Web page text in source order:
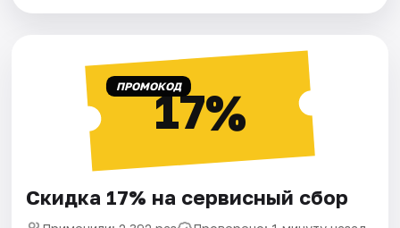
ПРОМОКОД17%
Скидка 17% на сервисный сбор